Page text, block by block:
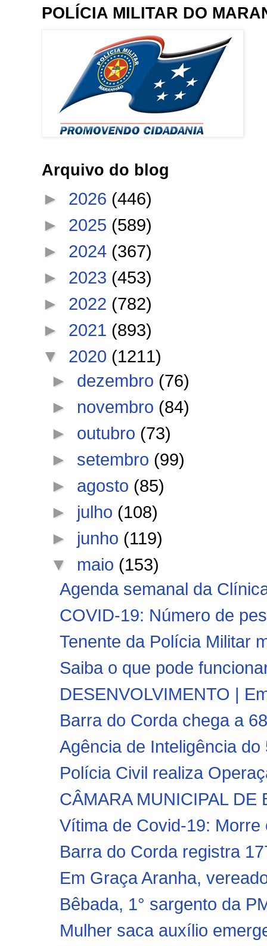
POLÍCIA MILITAR DO
Arquivo do blog
► 2026 (446)
► 2025 (589)
► 2024 (367)
► 2023 (453)
► 2022 (782)
► 2021 (893)
▼ 2020 (1211)
► dezembro (76)
► novembro (84)
► outubro (73)
► setembro (99)
► agosto (85)
► julho (108)
► junho (119)
▼ maio (153)
Agenda semanal da
COVID-19: Número de
Tenente da Polícia Militar
Saiba o que pode
DESENVOLVIMENTO |
Barra do Corda chega a
Agência de Inteligência
Polícia Civil realiza
CÂMARA MUNICIPAL DE
Vítima de Covid-19:
Barra do Corda registra
Em Graça Aranha,
Bêbada, 1° sargento da
Mulher saca auxílio